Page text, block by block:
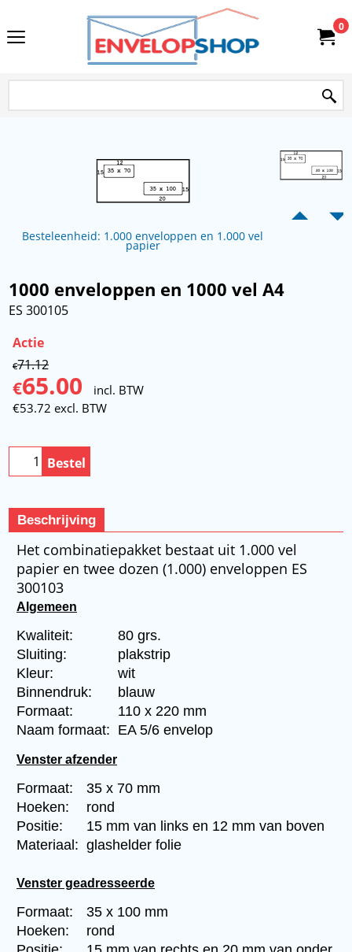
0
Besteleenheid: 1.000 enveloppen en 1.000 vel
papier
1000 enveloppen en 1000 vel A4
ES 300105
Actie
€71.12
€65.00
incl. BTW
€53.72 excl. BTW
Bestel
Beschrijving
Het combinatiepakket bestaat uit 1.000 vel
papier en twee dozen (1.000) enveloppen ES
300103
Algemeen
Kwaliteit:
80 grs.
Sluiting:
plakstrip
Kleur:
wit
Binnendruk:
blauw
Formaat:
110 x 220 mm
Naam formaat: EA 5/6 envelop
Venster afzender
Formaat:
35 x 70 mm
Hoeken:
rond
Positie:
15 mm van links en 12 mm van boven
Materiaal: glashelder folie
Venster geadresseerde
Formaat:
35 x 100 mm
Hoeken:
rond